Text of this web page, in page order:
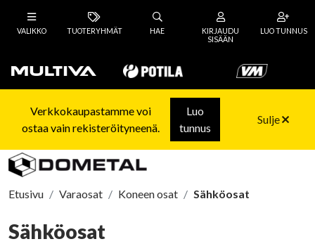
VALIKKO TUOTERYHMÄT HAE
KIRJAUDU
SISÄÄN
LUO TUNNUS
Verkkokaupastamme voi
ostaa vain rekisteröityneenä.
Luo
tunnus
Sulje
Etusivu Varaosat Koneen osat Sähköosat
Sähköosat